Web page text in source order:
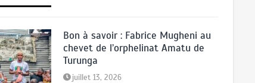
Bon à savoir : Fabrice Mugheni au
chevet de l’orphelinat Amatu de
Turunga
juillet 13, 2026